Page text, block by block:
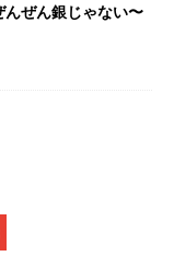
ぜん銀じゃない〜